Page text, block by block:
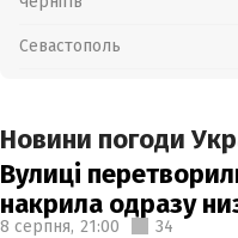
Севастополь
Новини погоди
Вулиці
накрила одразу
8 серпня, 21:00 34